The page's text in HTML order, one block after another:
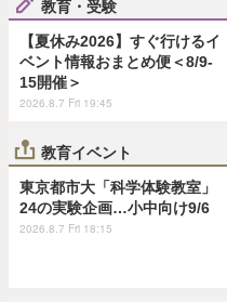
教育・受験
【夏休み2026】すぐ行けるイ
ベント情報おまとめ便＜8/9-
15開催＞
2026.8.7 Fri 19:45
教育イベント
東京都市大「科学体験教室」
24の実験企画…小中向け9/6
2026.8.7 Fri 18:15